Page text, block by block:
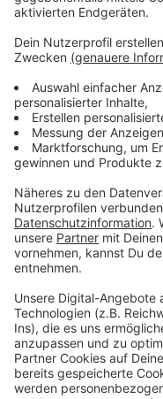
Anzeige
Weitere
Anzeige
Ferien: Leverkusener
kennenlernen
Stadtbibliothek
Leverkusener
Anzeige